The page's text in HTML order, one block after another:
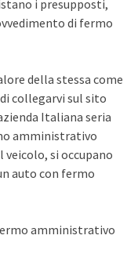
i presupposti,
di fermo
della stessa come
collegarvi sul sito
Italiana seria
amministrativo
si occupano
auto con fermo
amministrativo